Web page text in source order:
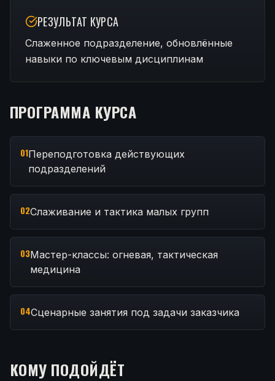
РЕЗУЛЬТАТ КУРСА
Слаженное подразделение, обновлённые
навыки по ключевым дисциплинам
ПРОГРАММА КУРСА
01Переподготовка действующих
подразделений
02Слаживание и тактика малых групп
03Мастер-классы: огневая, тактическая
медицина
04Сценарные занятия под задачи заказчика
КОМУ ПОДОЙДЁТ